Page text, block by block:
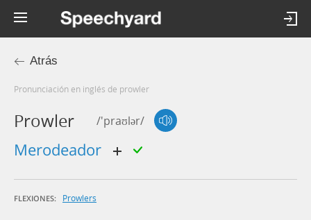
Atrás
Pronunciación en inglés de prowler
Prowler /'praʊlər/
merodeador
FLEXIONES: Prowlers